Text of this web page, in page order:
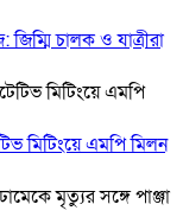
জিম্মি চালক ও যাত্রীরা
মিটিংয়ে এমপি মিলন